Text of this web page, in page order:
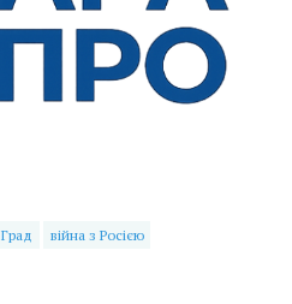
Град війна з Росією